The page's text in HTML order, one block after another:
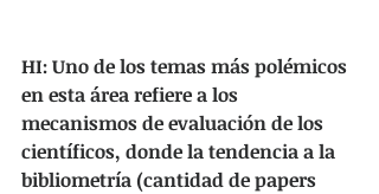
HI: Uno de los temas más polémicos
en esta área refiere a los
mecanismos de evaluación de los
científicos, donde la tendencia a la
bibliometría (cantidad de papers